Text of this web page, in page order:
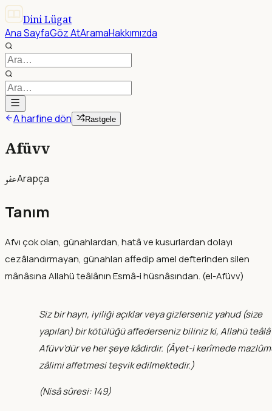
Dini Lügat
Ana SayfaGöz AtAramaHakkımızda
A harfine dön Rastgele
Afüvv
عفوArapça
Tanım
Afvı çok olan, günahlardan, hatâ ve kusurlardan dolayı
cezâlandırmayan, günahları affedip amel defterinden silen
mânâsına Allahü teâlânın Esmâ-i hüsnâsından. (el-Afüvv)
Siz bir hayrı, iyiliği açıklar veya gizlerseniz yahud (size
yapılan) bir kötülüğü affederseniz biliniz ki, Allahü teâlâ
Afüvv’dür ve her şeye kâdirdir. (Âyet-i kerîmede
zâlimi affetmesi teşvik edilmektedir.)
(Nisâ sûresi: 149)